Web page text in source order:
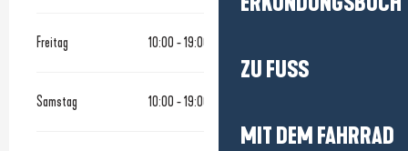
ZU FUSS
MIT DEM FAHRRAD
Freitag 10:00 - 19:00
Samstag 10:00 - 19:00